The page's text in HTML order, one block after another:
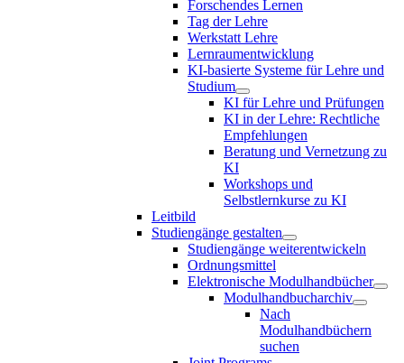
Forschendes Lernen
Tag der Lehre
Werkstatt Lehre
Lernraumentwicklung
KI-basierte Systeme für Lehre und
Studium
KI für Lehre und Prüfungen
KI in der Lehre: Rechtliche
Empfehlungen
Beratung und Vernetzung zu
KI
Workshops und
Selbstlernkurse zu KI
Leitbild
Studiengänge gestalten
Studiengänge weiterentwickeln
Ordnungsmittel
Elektronische Modulhandbücher
Modulhandbucharchiv
Nach
Modulhandbüchern
suchen